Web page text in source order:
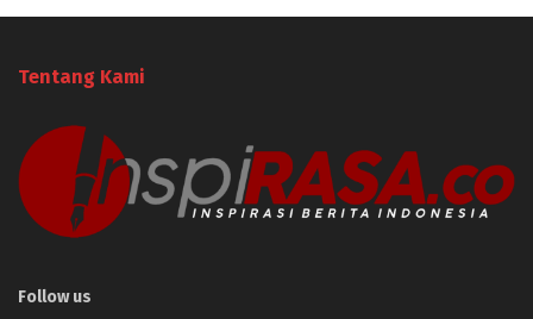
Tentang Kami
Follow us